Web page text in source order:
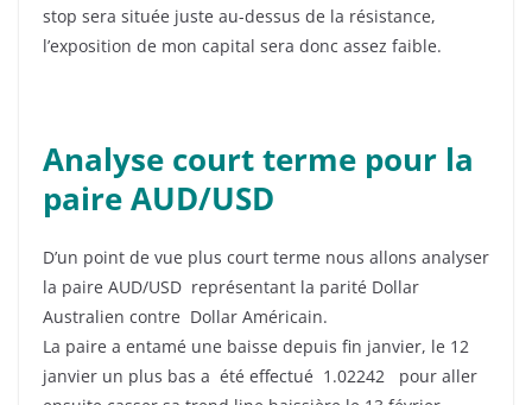
stop sera située juste au-dessus de la résistance,
l’exposition de mon capital sera donc assez faible.
Analyse court terme pour la
paire AUD/USD
D’un point de vue plus court terme nous allons analyser
la paire AUD/USD représentant la parité Dollar
Australien contre Dollar Américain.
La paire a entamé une baisse depuis fin janvier, le 12
janvier un plus bas a été effectué 1.02242 pour aller